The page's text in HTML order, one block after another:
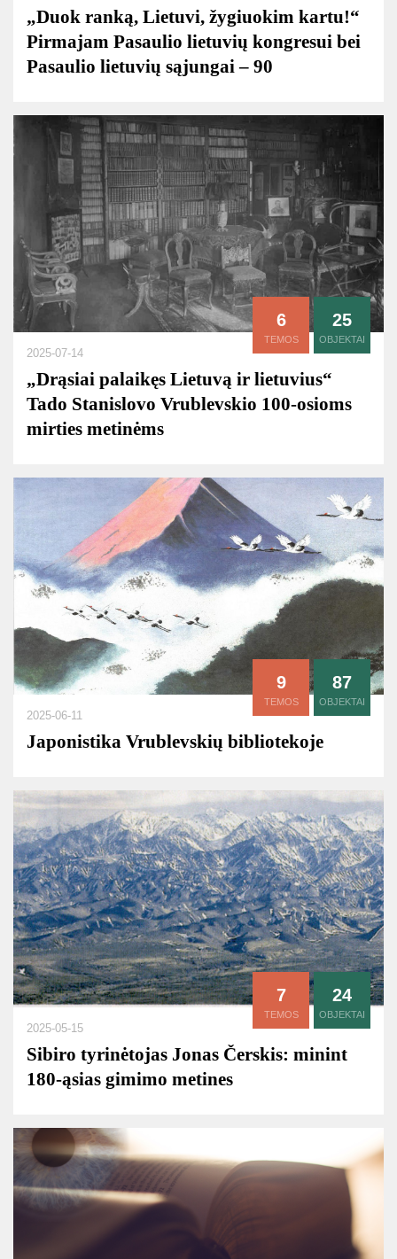
„Duok ranką, Lietuvi, žygiuokim kartu!“
Pirmajam Pasaulio lietuvių kongresui bei
Pasaulio lietuvių sąjungai – 90
6
TEMOS
25
OBJEKTAI
2025-07-14
„Drąsiai palaikęs Lietuvą ir lietuvius“
Tado Stanislovo Vrublevskio 100-osioms
mirties metinėms
9
TEMOS
87
OBJEKTAI
2025-06-11
Japonistika Vrublevskių bibliotekoje
7
TEMOS
24
OBJEKTAI
2025-05-15
Sibiro tyrinėtojas Jonas Čerskis: minint
180-ąsias gimimo metines